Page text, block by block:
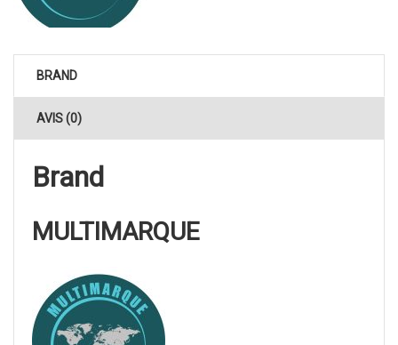
BRAND
AVIS (0)
Brand
MULTIMARQUE